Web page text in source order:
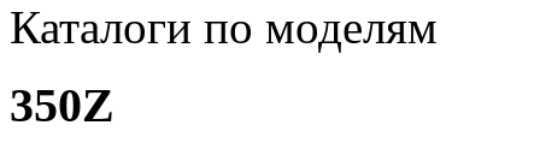
Каталоги по моделям
350Z